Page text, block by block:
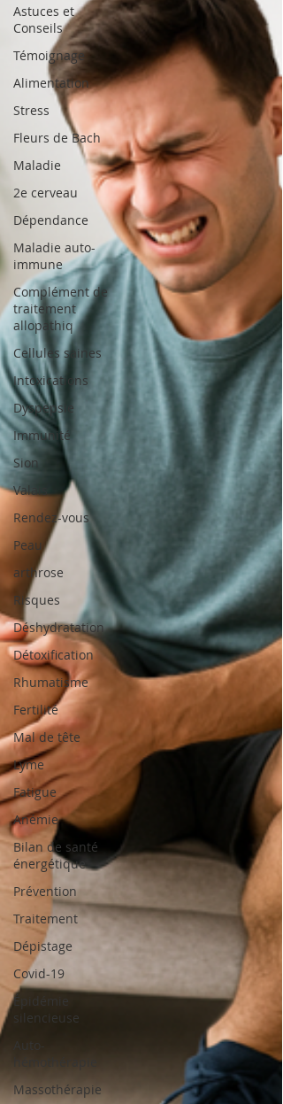
Astuces et
Conseils
Témoignage
Alimentation
Stress
Fleurs de Bach
Maladie
2e cerveau
Dépendance
Maladie auto-
immune
Complément de
traitement
allopathiq
Cellules saines
Intoxications
Dyspepsie
Immunité
Sion
Valais
Rendez-vous
Peau
arthrose
Risques
Déshydratation
Détoxification
Rhumatisme
Fertilité
Mal de tête
Lyme
Fatigue
Anémie
Bilan de santé
énergétique
Prévention
Traitement
Dépistage
Covid-19
Épidémie
silencieuse
Auto-
Massothérapie